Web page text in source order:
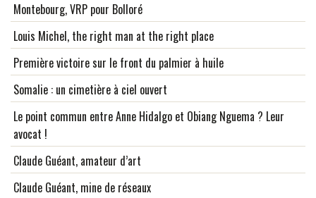
Montebourg, VRP pour Bolloré
Louis Michel, the right man at the right place
Première victoire sur le front du palmier à huile
Somalie : un cimetière à ciel ouvert
Le point commun entre Anne Hidalgo et Obiang Nguema ? Leur
avocat !
Claude Guéant, amateur d’art
Claude Guéant, mine de réseaux